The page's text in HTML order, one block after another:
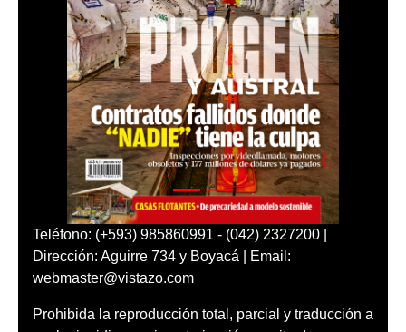
Teléfono: (+593) 985860991 - (042) 2327200 |
Dirección: Aguirre 734 y Boyacá | Email:
webmaster@vistazo.com
Prohibida la reproducción total, parcial y traducción a